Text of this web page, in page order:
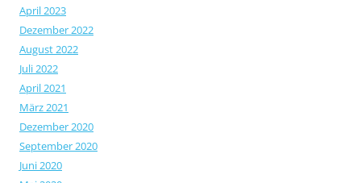
April 2023
Dezember 2022
August 2022
Juli 2022
April 2021
März 2021
Dezember 2020
September 2020
Juni 2020